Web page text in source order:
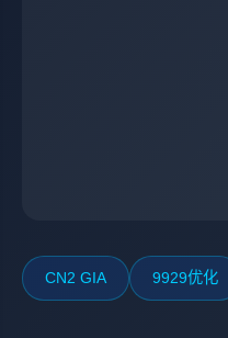
CN2 GIA 9929优化